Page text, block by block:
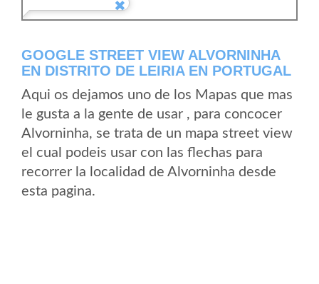
GOOGLE STREET VIEW ALVORNINHA
EN DISTRITO DE LEIRIA EN PORTUGAL
Aqui os dejamos uno de los Mapas que mas
le gusta a la gente de usar , para concocer
Alvorninha, se trata de un mapa street view
el cual podeis usar con las flechas para
recorrer la localidad de Alvorninha desde
esta pagina.